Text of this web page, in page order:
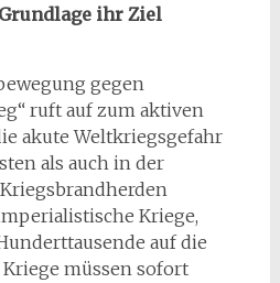
ihr Ziel
gegen
ruft auf zum aktiven
akute Weltkriegsgefahr
als auch in der
Kriege,
auf die
Kriege müssen sofort